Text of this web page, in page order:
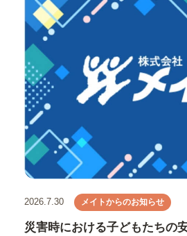
2026.7.30 メイトからのお知らせ
災害時における子どもたちの